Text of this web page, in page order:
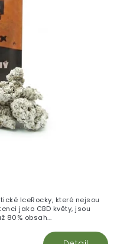
IceRocky, které nejsou
jako CBD květy, jsou
80% obsah...